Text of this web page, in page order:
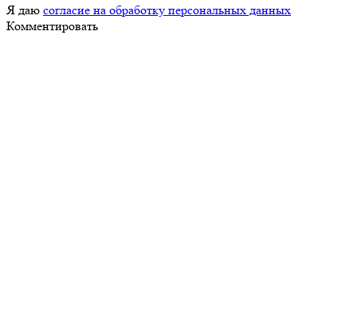
Я даю согласие на обработку персональных данных
Комментировать